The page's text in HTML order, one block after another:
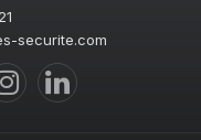
securite.com